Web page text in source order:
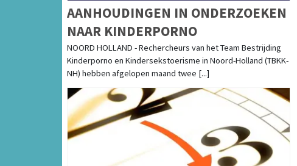
AANHOUDINGEN IN ONDERZOEKEN
NAAR KINDERPORNO
NOORD HOLLAND - Rechercheurs van het Team Bestrijding
Kinderporno en Kindersekstoerisme in Noord-Holland (TBKK-
NH) hebben afgelopen maand twee [...]